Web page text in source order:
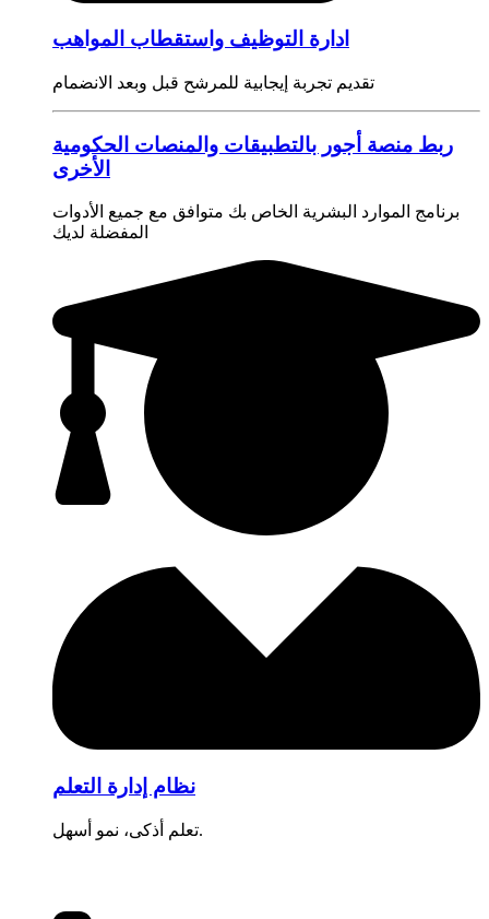
ادارة التوظيف واستقطاب المواهب
تقديم تجربة إيجابية للمرشح قبل وبعد الانضمام
ربط منصة أجور بالتطبيقات والمنصات الحكومية
الأخرى
برنامج الموارد البشرية الخاص بك متوافق مع جميع الأدوات
المفضلة لديك
نظام إدارة التعلم
تعلم أذكى، نمو أسهل.